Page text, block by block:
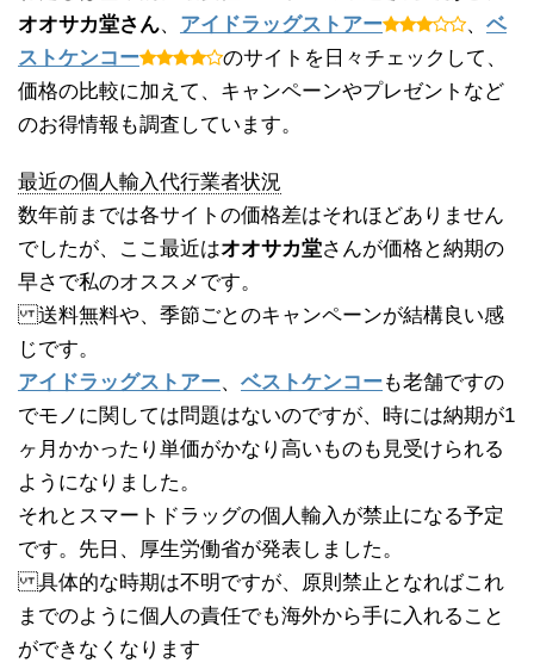
オオサカ堂さん、 アイドラッグストアー 、 ベ
ストケンコー
のサイトを日々チェックして、
価格の比較に加えて、キャンペーンやプレゼントなど
のお得情報も調査しています。
最近の個人輸入代行業者状況
数年前までは各サイトの価格差はそれほどありません
でしたが、ここ最近はオオサカ堂さんが価格と納期の
早さで私のオススメです。
送料無料や、季節ごとのキャンペーンが結構良い感
じです。
アイドラッグストアー、 ベストケンコーも老舗ですの
でモノに関しては問題はないのですが、時には納期が1
ヶ月かかったり単価がかなり高いものも見受けられる
ようになりました。
それとスマートドラッグの個人輸入が禁止になる予定
です。先日、厚生労働省が発表しました。
具体的な時期は不明ですが、原則禁止となればこれ
までのように個人の責任でも海外から手に入れること
ができなくなります